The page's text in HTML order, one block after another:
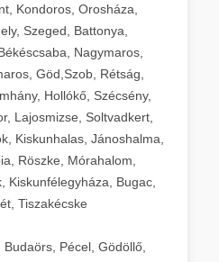
Kondoros, Orosháza,
Szeged, Battonya,
Nagymaros,
Göd,Szob, Rétság,
Hollókő, Szécsény,
Lajosmizse, Soltvadkert,
Kiskunhalas, Jánoshalma,
Röszke, Mórahalom,
Kiskunfélegyháza, Bugac,
Tiszakécske
Pécel, Gödöllő,